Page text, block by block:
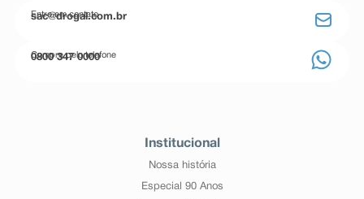
Entre em contato
sac@drogal.com.br
Compre pelo telefone
0800 347 0000
Institucional
Nossa história
Especial 90 Anos